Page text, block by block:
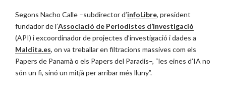
Segons Nacho Calle –subdirector d’infoLibre, president
fundador de l’Associació de Periodistes d’Investigació
(API) i excoordinador de projectes d’investigació i dades a
Maldita.es, on va treballar en filtracions massives com els
Papers de Panamà o els Papers del Paradís–, “les eines d’IA no
són un fi, sinó un mitjà per arribar més lluny”.